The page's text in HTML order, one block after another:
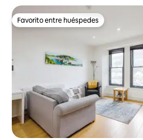
Favorito entre huéspedes
Favorito entre huéspedes